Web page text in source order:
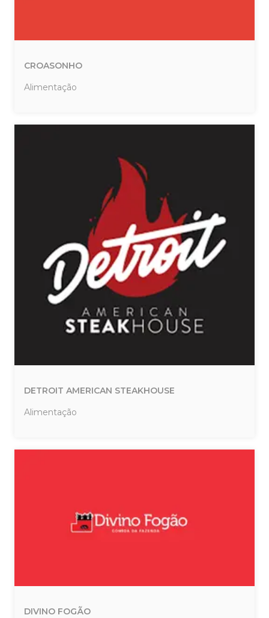
CROASONHO
Alimentação
DETROIT AMERICAN STEAKHOUSE
Alimentação
DIVINO FOGÃO